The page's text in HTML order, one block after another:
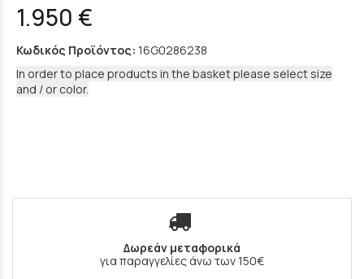
1.950 €
Κωδικός Προϊόντος: 16G0286238
In order to place products in the basket please select size
and / or color.
Δωρεάν μεταφορικά
για παραγγελίες άνω των 150€